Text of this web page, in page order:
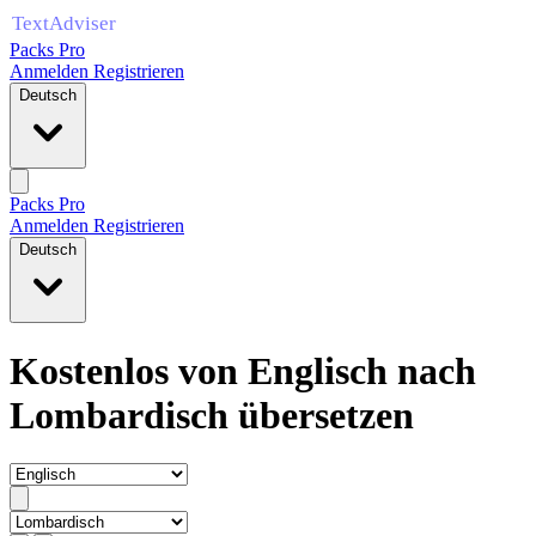
Packs Pro
Anmelden Registrieren
Deutsch
Packs Pro
Anmelden Registrieren
Deutsch
Kostenlos von Englisch nach
Lombardisch übersetzen